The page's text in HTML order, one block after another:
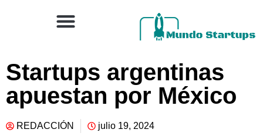
Startups argentinas
apuestan por México
REDACCIÓN julio 19, 2024